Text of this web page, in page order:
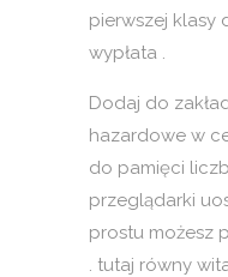
pierwszej klasy
wypłata .
Dodaj do
hazardowe w
do pamięci
przeglądarki
prostu możesz
. tutaj równy